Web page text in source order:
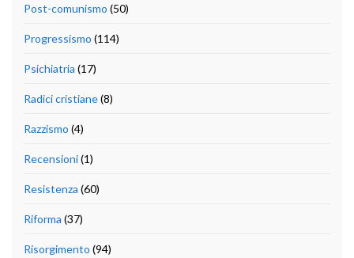
Post-comunismo (50)
Progressismo (114)
Psichiatria (17)
Radici cristiane(8)
Razzismo (4)
Recensioni(1)
Resistenza (60)
Riforma (37)
Risorgimento (94)